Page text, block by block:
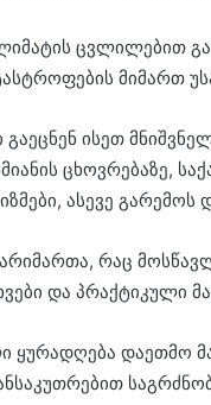
ცვლილებით
მიმართ
ისეთ
ცხოვრებაზე,
ასევე
რაც
და პრაქტიკული
დაეთმო